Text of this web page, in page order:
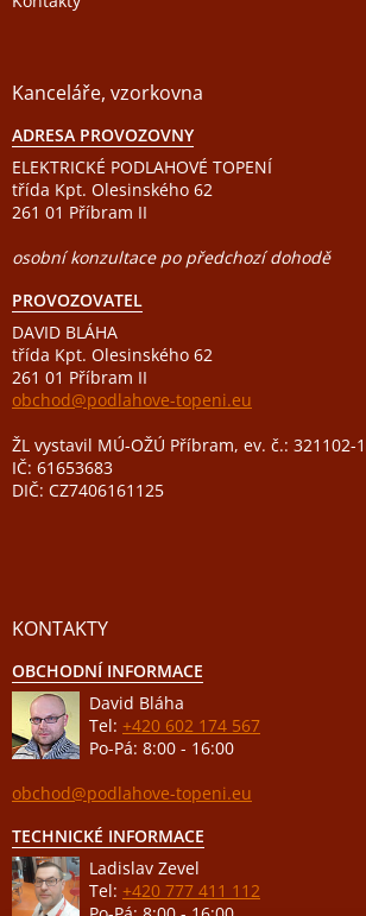
Kanceláře, vzorkovna
ADRESA PROVOZOVNY
ELEKTRICKÉ PODLAHOVÉ TOPENÍ
třída Kpt. Olesinského 62
261 01 Příbram II
osobní konzultace po předchozí dohodě
PROVOZOVATEL
DAVID BLÁHA
třída Kpt. Olesinského 62
261 01 Příbram II
obchod@podlahove-topeni.eu
ŽL vystavil MÚ-OŽÚ Příbram, ev. č.: 321102-
IČ: 61653683
DIČ: CZ7406161125
KONTAKTY
OBCHODNÍ INFORMACE
David Bláha
Tel: +420 602 174 567
Po-Pá: 8:00 - 16:00
obchod@podlahove-topeni.eu
TECHNICKÉ INFORMACE
Ladislav Zevel
Tel: +420 777 411 112